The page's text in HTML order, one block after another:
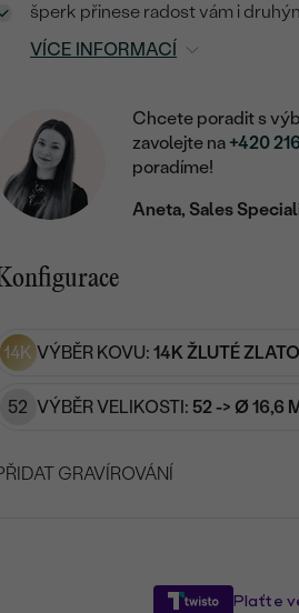
šperk přinese radost vám i
VÍCE INFORMACÍ
Chcete poradit s
zavolejte na +420
poradíme!
Aneta, Sales
14K VÝBĚR KOVU: 14K ŽLUTÉ
52 VÝBĚR VELIKOSTI: 52 -> Ø 16,6
GRAVÍROVÁNÍ